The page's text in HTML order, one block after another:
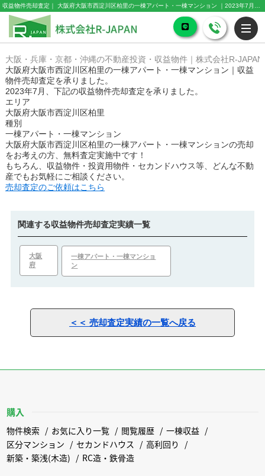
大阪・兵庫・京都・沖縄の不動産投資・収益物件｜株式会社R-JAPAN
大阪府大阪市西淀川区柏里の一棟アパート・一棟マンション｜収益
物件売却査定を承りました。
2023年7月、下記の収益物件売却査定を承りました。
エリア
大阪府大阪市西淀川区柏里
種別
一棟アパート・一棟マンション
大阪府大阪市西淀川区柏里の一棟アパート・一棟マンションの売却
をお考えの方、無料査定実施中です！
もちろん、収益物件・投資用物件・セカンドハウス等、どんな不動
産でもお気軽にご相談ください。
売却査定のご依頼はこちら
関連する収益物件売却査定実績一覧
大阪
府
一棟アパート・一棟マンショ
ン
＜＜ 売却査定実績の一覧へ戻る
購入
物件検索 お気に入り一覧 閲覧履歴
一棟収益
区分マンション
セカンドハウス
高利回り
新築・築浅(木造)
RC造・鉄骨造